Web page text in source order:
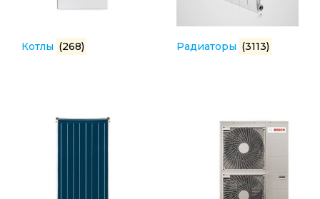
Котлы (268) Радиаторы (3113)